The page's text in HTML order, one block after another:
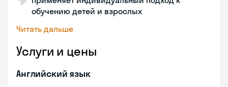
обучению детей и взрослых
Читать дальше
Услуги и цены
Английский язык